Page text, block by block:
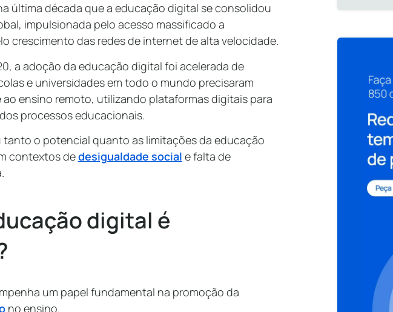
última década que a educação digital se consolidou
impulsionada pelo acesso massificado a
crescimento das redes de internet de alta velocidade.
a adoção da educação digital foi acelerada de
e universidades em todo o mundo precisaram
ensino remoto, utilizando plataformas digitais para
processos educacionais.
tanto o potencial quanto as limitações da educação
contextos dedesigualdade social e falta de
digital é
um papel fundamental na promoção da
no ensino.